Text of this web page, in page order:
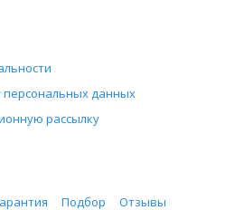
персональных данных
рассылку
Подбор Отзывы